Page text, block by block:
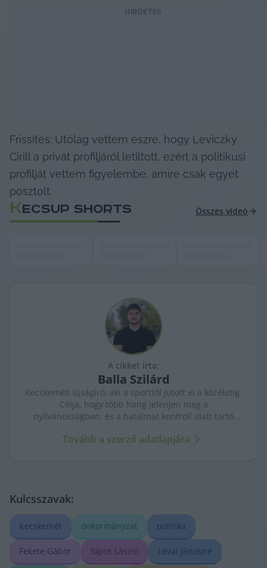
HIRDETÉS
Frissítés: Utólag vettem észre, hogy Leviczky
Cirill a privát profiljáról letiltott, ezért a politikusi
profilját vettem figyelembe, amire csak egyet
posztolt.
KECSUP SHORTS Összes videó
A cikket írta:
Balla Szilárd
Kecskeméti újságíró, aki a sporttól jutott el a közéletig.
Célja, hogy több hang jelenjen meg a
nyilvánosságban, és a hatalmat kontroll alatt tartó
kritikus szemmel követi.
Tovább a szerző adatlapjára
Kulcsszavak:
Kecskemét önkormányzat politika
Fekete Gábor Sipos László Lévai Jánosné